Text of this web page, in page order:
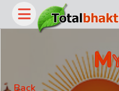
M
Back